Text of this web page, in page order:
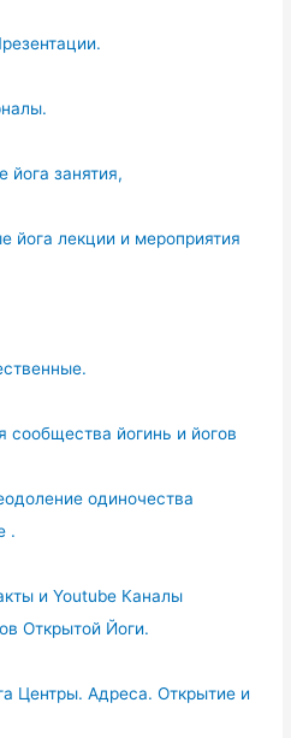
занятия,
йога лекции и мероприятия
сообщества йогинь и йогов
одиночества
.
и Youtube Каналы
Открытой Йоги.
Центры. Адреса. Открытие и